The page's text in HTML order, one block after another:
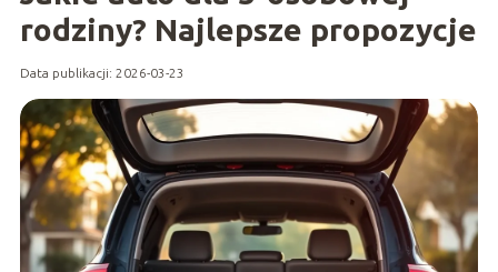
rodziny? Najlepsze propozycje
Data publikacji: 2026-03-23